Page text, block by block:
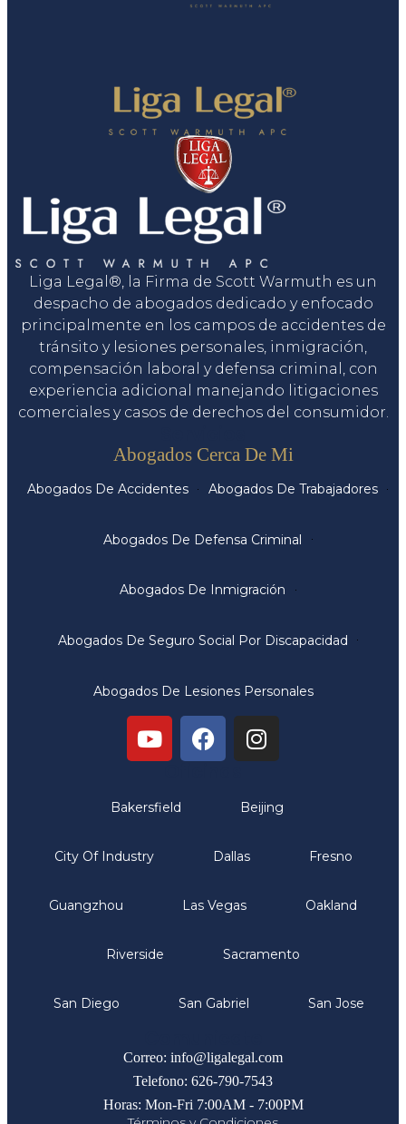
Liga Legal®, la Firma de Scott Warmuth es un
despacho de abogados dedicado y enfocado
principalmente en los campos de accidentes de
tránsito y lesiones personales, inmigración,
compensación laboral y defensa criminal, con
experiencia adicional manejando litigaciones
comerciales y casos de derechos del consumidor.
Abogados Cerca De Mi
Abogados De Accidentes Abogados De Trabajadores
Abogados De Defensa Criminal
Abogados De Inmigración
Abogados De Seguro Social Por Discapacidad
Abogados De Lesiones Personales
Bakersfield Beijing
City Of Industry Dallas Fresno
Guangzhou Las Vegas Oakland
Riverside Sacramento
San Diego San Gabriel San Jose
Correo: info@ligalegal.com
Telefono: 626-790-7543
Horas: Mon-Fri 7:00AM - 7:00PM